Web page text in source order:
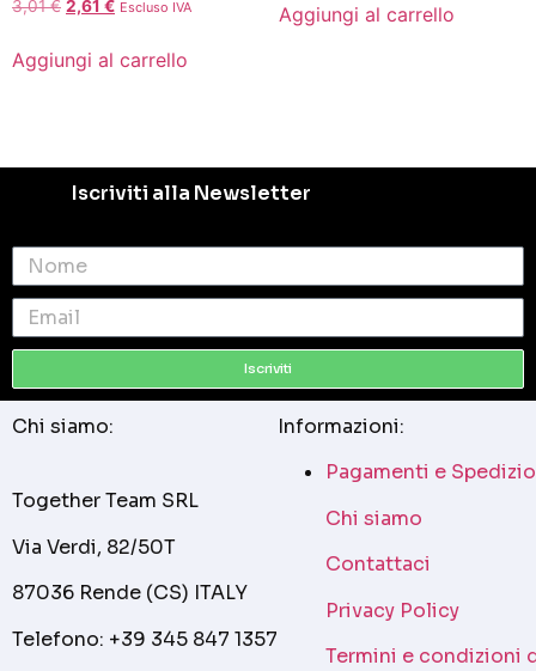
3,01€ 2,61 € Escluso IVA
Aggiungi al carrello
Aggiungi al carrello
Iscriviti alla Newsletter
Iscriviti
Chi siamo:
Together Team SRL
Via Verdi, 82/50T
87036 Rende (CS) ITALY
Telefono: +39 345 847 1357
Informazioni:
Pagamenti e
Chi siamo
Contattaci
Privacy Policy
Termini e condizioni